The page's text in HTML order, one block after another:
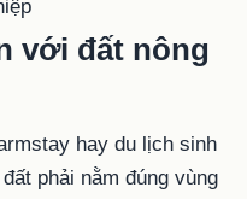
với đất nông
hay du lịch sinh
phải nằm đúng vùng